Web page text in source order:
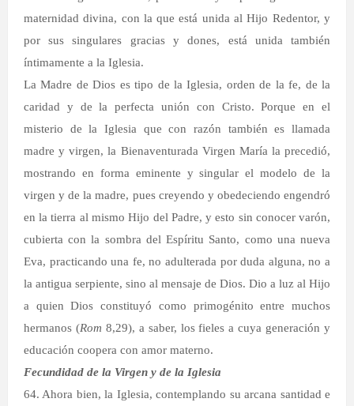
maternidad divina, con la que está unida al Hijo Redentor, y
por sus singulares gracias y dones, está unida también
íntimamente a la Iglesia.
La Madre de Dios es tipo de la Iglesia, orden de la fe, de la
caridad y de la perfecta unión con Cristo. Porque en el
misterio de la Iglesia que con razón también es llamada
madre y virgen, la Bienaventurada Virgen María la precedió,
mostrando en forma eminente y singular el modelo de la
virgen y de la madre, pues creyendo y obedeciendo engendró
en la tierra al mismo Hijo del Padre, y esto sin conocer varón,
cubierta con la sombra del Espíritu Santo, como una nueva
Eva, practicando una fe, no adulterada por duda alguna, no a
la antigua serpiente, sino al mensaje de Dios. Dio a luz al Hijo
a quien Dios constituyó como primogénito entre muchos
hermanos (Rom 8,29), a saber, los fieles a cuya generación y
educación coopera con amor materno.
Fecundidad de la Virgen y de la Iglesia
64. Ahora bien, la Iglesia, contemplando su arcana santidad e